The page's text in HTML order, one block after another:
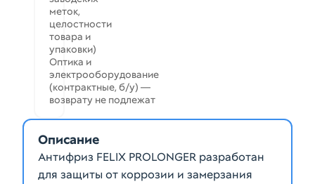
меток,
целостности
товара и
упаковки)
Оптика и
электрооборудование
(контрактные, б/у) —
возврату не подлежат
Описание
Антифриз FELIX PROLONGER разработан
для защиты от коррозии и замерзания